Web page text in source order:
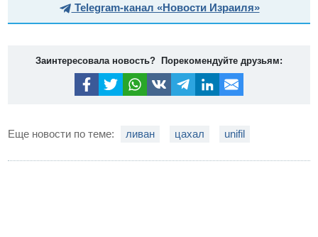
Telegram-канал «Новости Израиля»
Заинтересовала новость? Порекомендуйте друзьям:
Еще новости по теме: ливан цахал unifil